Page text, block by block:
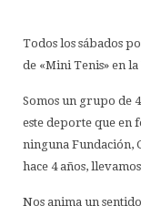
Todos los sábados
de «Mini Tenis» en
Somos un grupo de
este deporte que en
ninguna Fundación,
hace 4 años,
Nos anima un